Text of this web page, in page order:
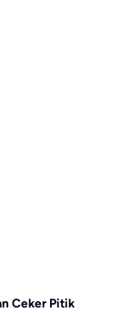
Ceker Pitik